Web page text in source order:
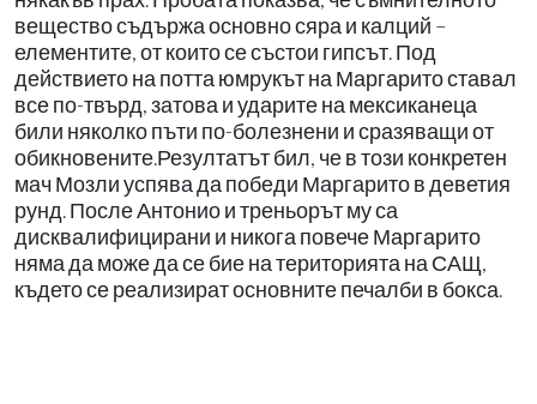
вещество съдържа основно сяра и калций –
елементите, от които се състои гипсът. Под
действието на потта юмрукът на Маргарито ставал
все по-твърд, затова и ударите на мексиканеца
били няколко пъти по-болезнени и сразяващи от
обикновените.Резултатът бил, че в този конкретен
мач Мозли успява да победи Маргарито в деветия
рунд. После Антонио и треньорът му са
дисквалифицирани и никога повече Маргарито
няма да може да се бие на територията на САЩ,
където се реализират основните печалби в бокса.